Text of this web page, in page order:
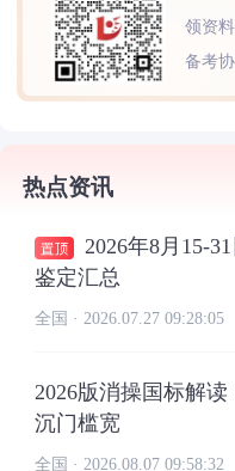
领资
备考
热点资讯
2026年8月15-
鉴定汇总
全国 · 2026.07.27 09:28:05
2026版消操国标解
沉门槛宽
全国 · 2026.08.07 09:58:32